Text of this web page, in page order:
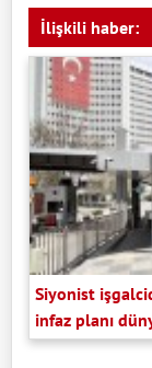
İlişkili haber:
Siyonist
infaz planı